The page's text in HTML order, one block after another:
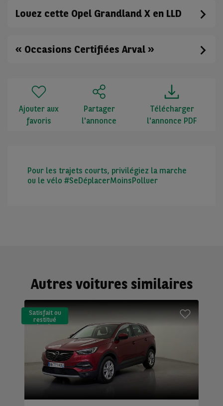
Louez cette Opel Grandland X en LLD
« Occasions Certifiées Arval »
Ajouter aux
favoris
Partager
l'annonce
Télécharger
l'annonce PDF
Pour les trajets courts, privilégiez la marche
ou le vélo #SeDéplacerMoinsPolluer
Autres voitures similaires
Satisfait ou
restitué
(LLD)*